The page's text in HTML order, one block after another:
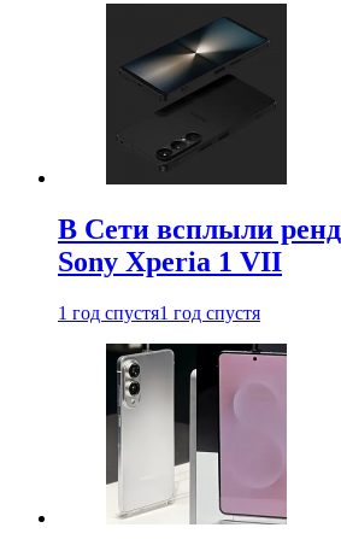
В Сети всплыли
Sony Xperia 1 VII
1 год спустя1 год спустя